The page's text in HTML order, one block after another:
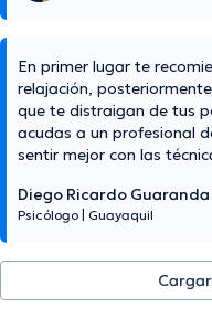
En primer lugar te
relajación,
que te distraigan de tus
acudas a un profesional
sentir mejor con las
Diego Ricardo
Psicólogo Guayaquil